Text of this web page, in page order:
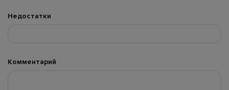
Недостатки
Комментарий